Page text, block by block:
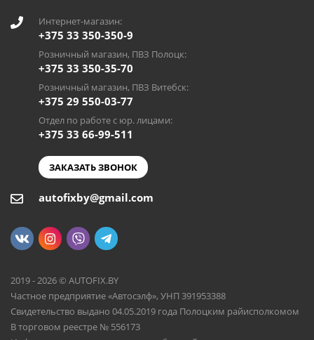
Интернет-магазин:
+375 33 350-350-9
Розничный магазин, ПВЗ Полоцк:
+375 33 350-35-70
Розничный магазин, ПВЗ Витебск:
+375 29 550-03-77
Отдел по работе с юр. лицами:
+375 33 66-99-511
ЗАКАЗАТЬ ЗВОНОК
autofixby@gmail.com
2019 - 2026 © AUTOFIX.BY
Частное предприятие «Автосэлф», УНП 391953388
Свидетельство выдано 04.05.2019 года Полоцким райисполкомом
В торговом реестре № 556173